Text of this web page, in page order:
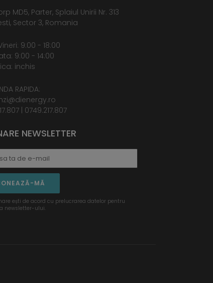
MD5, Parter, Splaiul Unirii Nr. 313
Sector 3, Romania
9:00 - 18:00
9:00 - 14:00
inchis
RAPIDA:
0749.217.807
NEWSLETTER
MĂ
ești de acord cu prelucrarea datelor pentru
newsletter-ului.